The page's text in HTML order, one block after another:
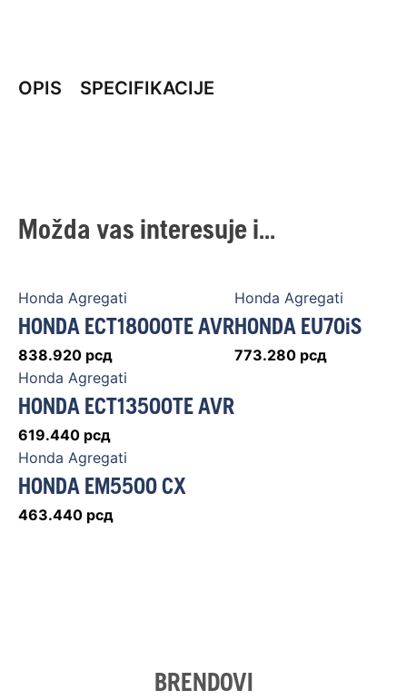
OPIS SPECIFIKACIJE
Možda vas interesuje i...
Honda Agregati
HONDA ECT18000TE AVR
838.920 рсд
Honda Agregati
HONDA EU70iS
773.280 рсд
Honda Agregati
HONDA ECT13500TE AVR
619.440 рсд
Honda Agregati
HONDA EM5500 CX
463.440 рсд
BRENDOVI